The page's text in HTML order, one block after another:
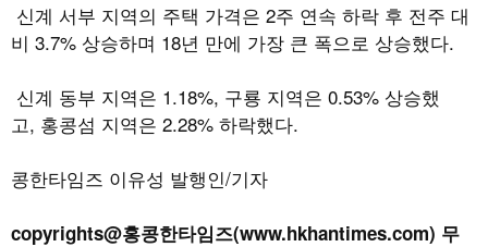
신계 서부 지역의 주택 가격은 2주 연속 하락 후 전주 대
비 3.7% 상승하며 18년 만에 가장 큰 폭으로 상승했다.
신계 동부 지역은 1.18%, 구룡 지역은 0.53% 상승했
고, 홍콩섬 지역은 2.28% 하락했다.
콩한타임즈 이유성 발행인/기자
copyrights@홍콩한타임즈(www.hkhantimes.com) 무